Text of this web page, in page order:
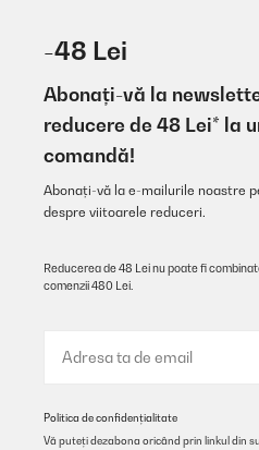
-48 Lei
Abonați-vă la
reducere de 48 Lei* la
comandă!
Abonați-vă la e-mailurile noastre
despre viitoarele reduceri.
Reducerea de 48 Lei nu poate fi
comenzii 480 Lei.
Politica de confidențialitate
Vă puteți dezabona oricând prin linkul din